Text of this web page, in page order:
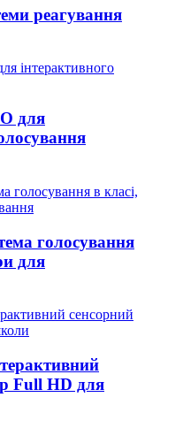
реагування
для
голосування
для
Full HD для